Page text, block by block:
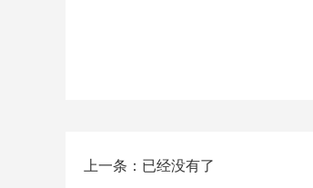
上一条：已经没有了